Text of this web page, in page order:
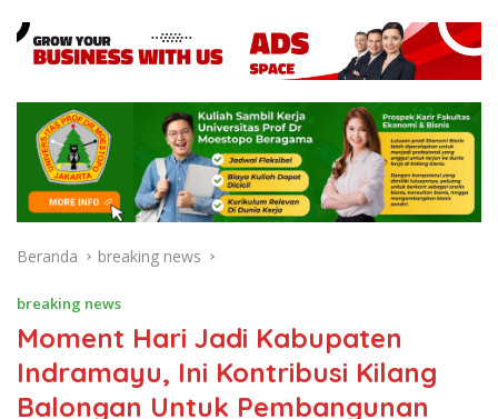
Beranda breaking news
breaking news
Moment Hari Jadi Kabupaten
Indramayu, Ini Kontribusi Kilang
Balongan Untuk Pembangunan